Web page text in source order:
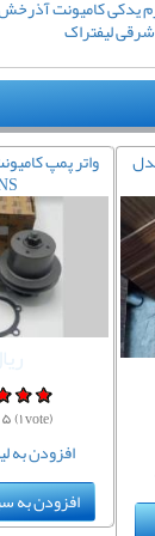
یدکی کامیونت
لیفتراک
واتر پمپ
ریال,۰
۵(۱vote)
افزودن به
افزودن به